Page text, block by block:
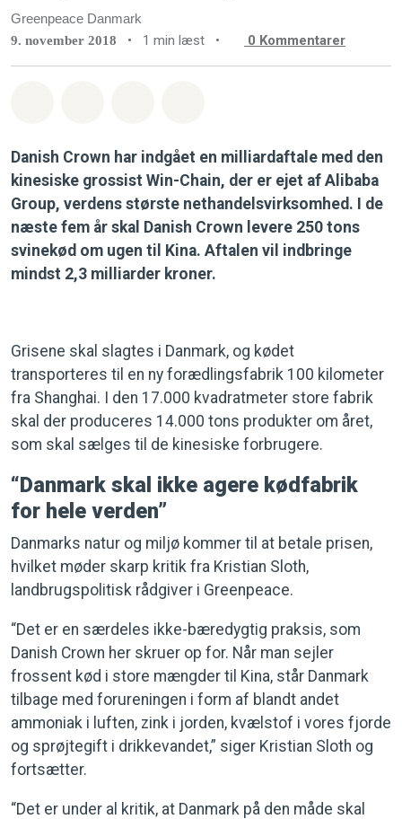
Greenpeace Danmark
9. november 2018 • 1 min læst • 0 Kommentarer
Danish Crown har indgået en milliardaftale med den
kinesiske grossist Win-Chain, der er ejet af Alibaba
Group, verdens største nethandelsvirksomhed. I de
næste fem år skal Danish Crown levere 250 tons
svinekød om ugen til Kina. Aftalen vil indbringe
mindst 2,3 milliarder kroner.
Grisene skal slagtes i Danmark, og kødet
transporteres til en ny forædlingsfabrik 100 kilometer
fra Shanghai. I den 17.000 kvadratmeter store fabrik
skal der produceres 14.000 tons produkter om året,
som skal sælges til de kinesiske forbrugere.
“Danmark skal ikke agere kødfabrik
for hele verden”
Danmarks natur og miljø kommer til at betale prisen,
hvilket møder skarp kritik fra Kristian Sloth,
landbrugspolitisk rådgiver i Greenpeace.
“Det er en særdeles ikke-bæredygtig praksis, som
Danish Crown her skruer op for. Når man sejler
frossent kød i store mængder til Kina, står Danmark
tilbage med forureningen i form af blandt andet
ammoniak i luften, zink i jorden, kvælstof i vores fjorde
og sprøjtegift i drikkevandet,” siger Kristian Sloth og
fortsætter.
“Det er under al kritik, at Danmark på den måde skal